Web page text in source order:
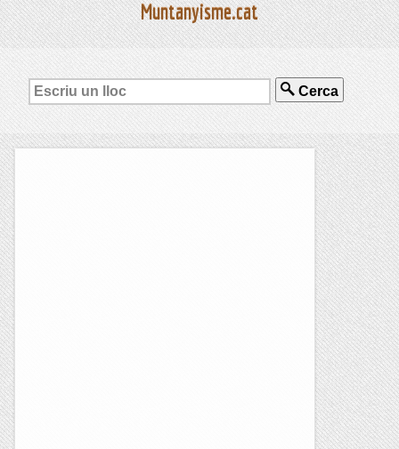
Muntanyisme.cat
Cerca